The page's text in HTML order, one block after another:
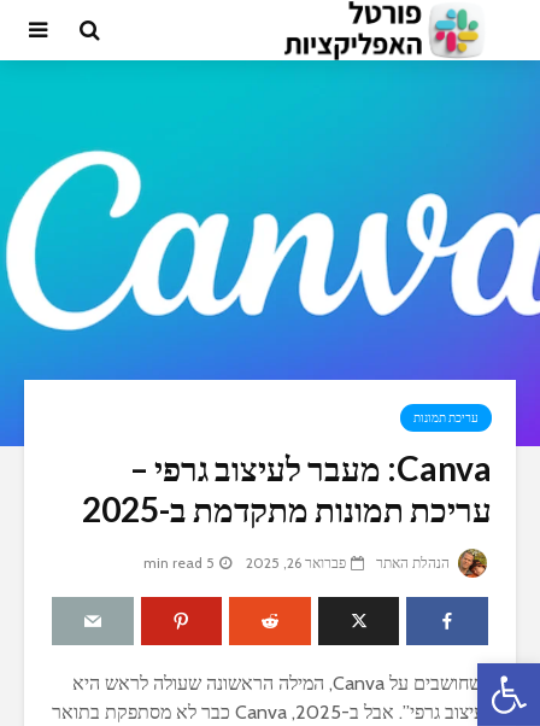
פתח סרגל נגישות
עריכת תמונות
Canva: מעבר לעיצוב גרפי –
עריכת תמונות מתקדמת ב-2025
הנהלת האתר פברואר 26, 2025 5 min read
כשחושבים על Canva, המילה הראשונה שעולה לראש היא
“עיצוב גרפי”. אבל ב-2025, Canva כבר לא מסתפקת בתואר